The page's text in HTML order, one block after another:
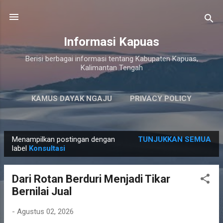
Informasi Kapuas
Berisi berbagai informasi tentang Kabupaten Kapuas,
Kalimantan Tengah
KAMUS DAYAK NGAJU PRIVACY POLICY
LAINNYA…
o
Menampilkan postingan dengan
label Konsultasi
TUNJUKKAN SEMUA
Dari Rotan Berduri Menjadi Tikar
Bernilai Jual
- Agustus 02, 2026